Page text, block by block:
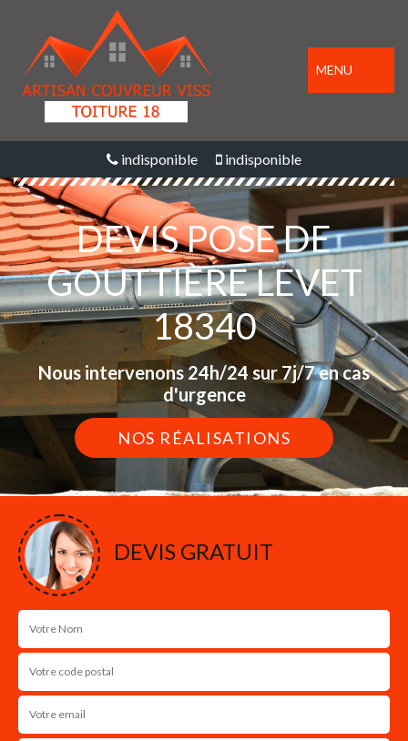
MENU
indisponible indisponible
DEVIS POSE DE
GOUTTIÈRE LEVET
18340
Nous intervenons 24h/24 sur 7j/7 en cas
d'urgence
NOS RÉALISATIONS
DEVIS GRATUIT